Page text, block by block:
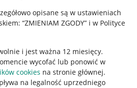
opisane są w ustawieniach
“ZMIENIAM ZGODY” i w Polityce
i jest ważna 12 miesięcy.
wycofać lub ponowić w
cookies na stronie głównej.
na legalność uprzedniego